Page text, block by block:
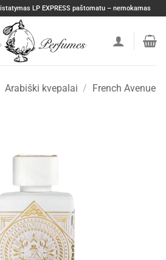
LP EXPRESS paštomatu – nemokamas
Arabiški kvepalai / French Avenue